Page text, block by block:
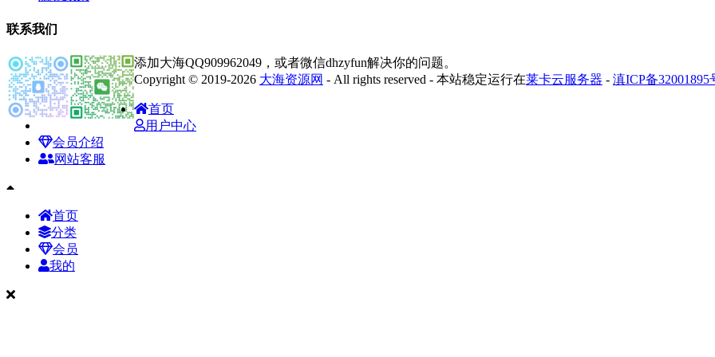
联系我们
添加大海QQ909962049，或者微信dhzyfun解决你的问题。
Copyright © 2019-2026 大海资源网 - All rights reserved - 本站稳定运行在莱卡云服务器 - 滇ICP备32001895
首页
用户中心
会员介绍
网站客服
首页
分类
会员
我的